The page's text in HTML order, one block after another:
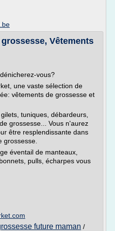
Vêtements
vous?
une vaste sélection de
vêtements de grossesse et
tuniques, débardeurs,
grossesse... Vous n'aurez
être resplendissante dans
grossesse.
éventail de manteaux,
pulls, écharpes vous
future maman /